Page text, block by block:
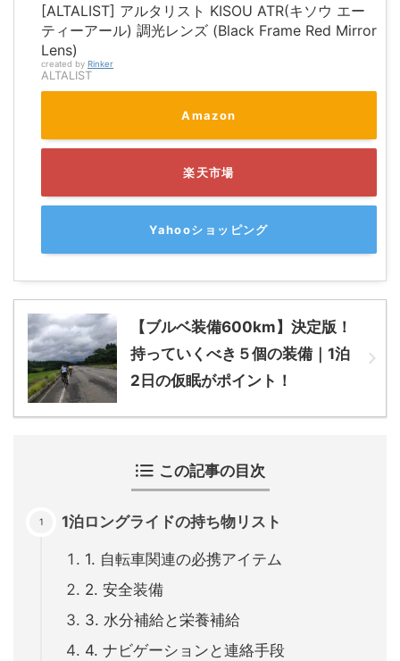
[ALTALIST] アルタリスト KISOU ATR(キソウ エー
ティーアール) 調光レンズ (Black Frame Red Mirror
Lens)
created by Rinker
ALTALIST
Amazon
楽天市場
Yahooショッピング
【ブルベ装備600km】決定版！
持っていくべき５個の装備｜1泊
2日の仮眠がポイント！
この記事の目次
1泊ロングライドの持ち物リスト
1. 自転車関連の必携アイテム
2. 安全装備
3. 水分補給と栄養補給
4. ナビゲーションと連絡手段